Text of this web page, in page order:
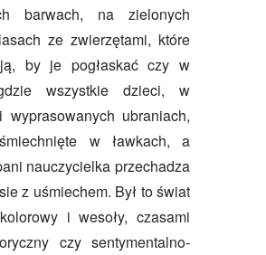
barwach, na zielonych
ze zwierzętami, które
by je pogłaskać czy w
wszystkie dzieci, w
wyprasowanych ubraniach,
w ławkach, a
nauczycielka przechadza
z uśmiechem. Był to świat
i wesoły, czasami
czy sentymentalno-